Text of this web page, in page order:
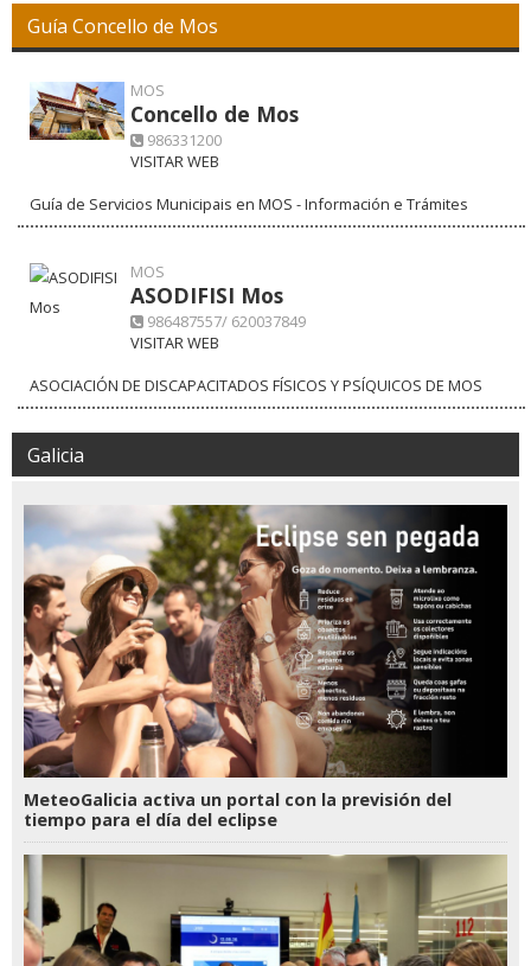
Guía Concello de Mos
MOS
Concello de Mos
986331200
VISITAR WEB
Guía de Servicios Municipais en MOS - Información e Trámites
MOS
ASODIFISI Mos
986487557/ 620037849
VISITAR WEB
ASOCIACIÓN DE DISCAPACITADOS FÍSICOS Y PSÍQUICOS DE MOS
Galicia
MeteoGalicia activa un portal con la previsión del
tiempo para el día del eclipse